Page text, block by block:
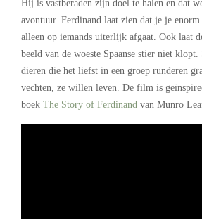
Hij is vastberaden zijn doel te halen en dat
avontuur. Ferdinand laat zien dat je je enorm
alleen op iemands uiterlijk afgaat. Ook laat
beeld van de woeste Spaanse stier niet
dieren die het liefst in een groep runderen
vechten, ze willen leven. De film is
boek The Story of Ferdinand van Munro